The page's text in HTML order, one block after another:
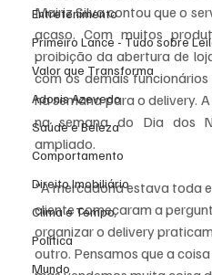
Entretenimento
Primeiro Lance - Tudo sobre
Valor que Transforma
Adonis Azevedo
Saúde e Beleza
Comportamento
Direito Imobiliário
Clima e Tempo
Política
Mundo
Mairiz Silva contou que o
acaso. Com muitos
proibição da abertura de
com os demais
na semana para o delivery.
na semana do Dia dos
ampliado.
"A mercadoria estava toda
cliente começaram a
organizar o delivery
outro. Pensamos que a